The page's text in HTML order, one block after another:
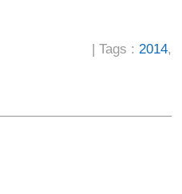
| Tags : 2014,